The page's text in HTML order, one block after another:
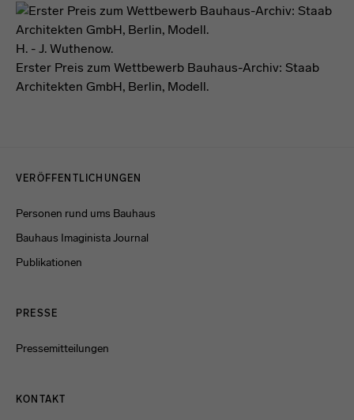
H. - J. Wuthenow.
Erster Preis zum Wettbewerb Bauhaus-Archiv: Staab
Architekten GmbH, Berlin, Modell.
VERÖFFENTLICHUNGEN
Personen rund ums Bauhaus
Bauhaus Imaginista Journal
Publikationen
PRESSE
Pressemitteilungen
KONTAKT